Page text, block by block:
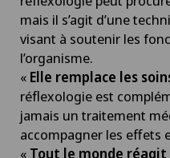
mais il s’agit d’une
visant à soutenir les
l’organisme.
« Elle remplace les
réflexologie est
jamais un traitement
accompagner les effets
« Tout le monde